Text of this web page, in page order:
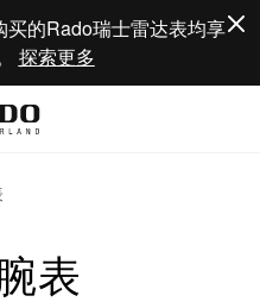
买的Rado瑞士雷达表均享
探索更多
表